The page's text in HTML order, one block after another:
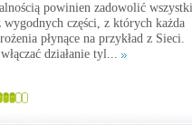
powinien zadowolić
części, z których każda
płynące na przykład z Sieci.
działanie tyl...